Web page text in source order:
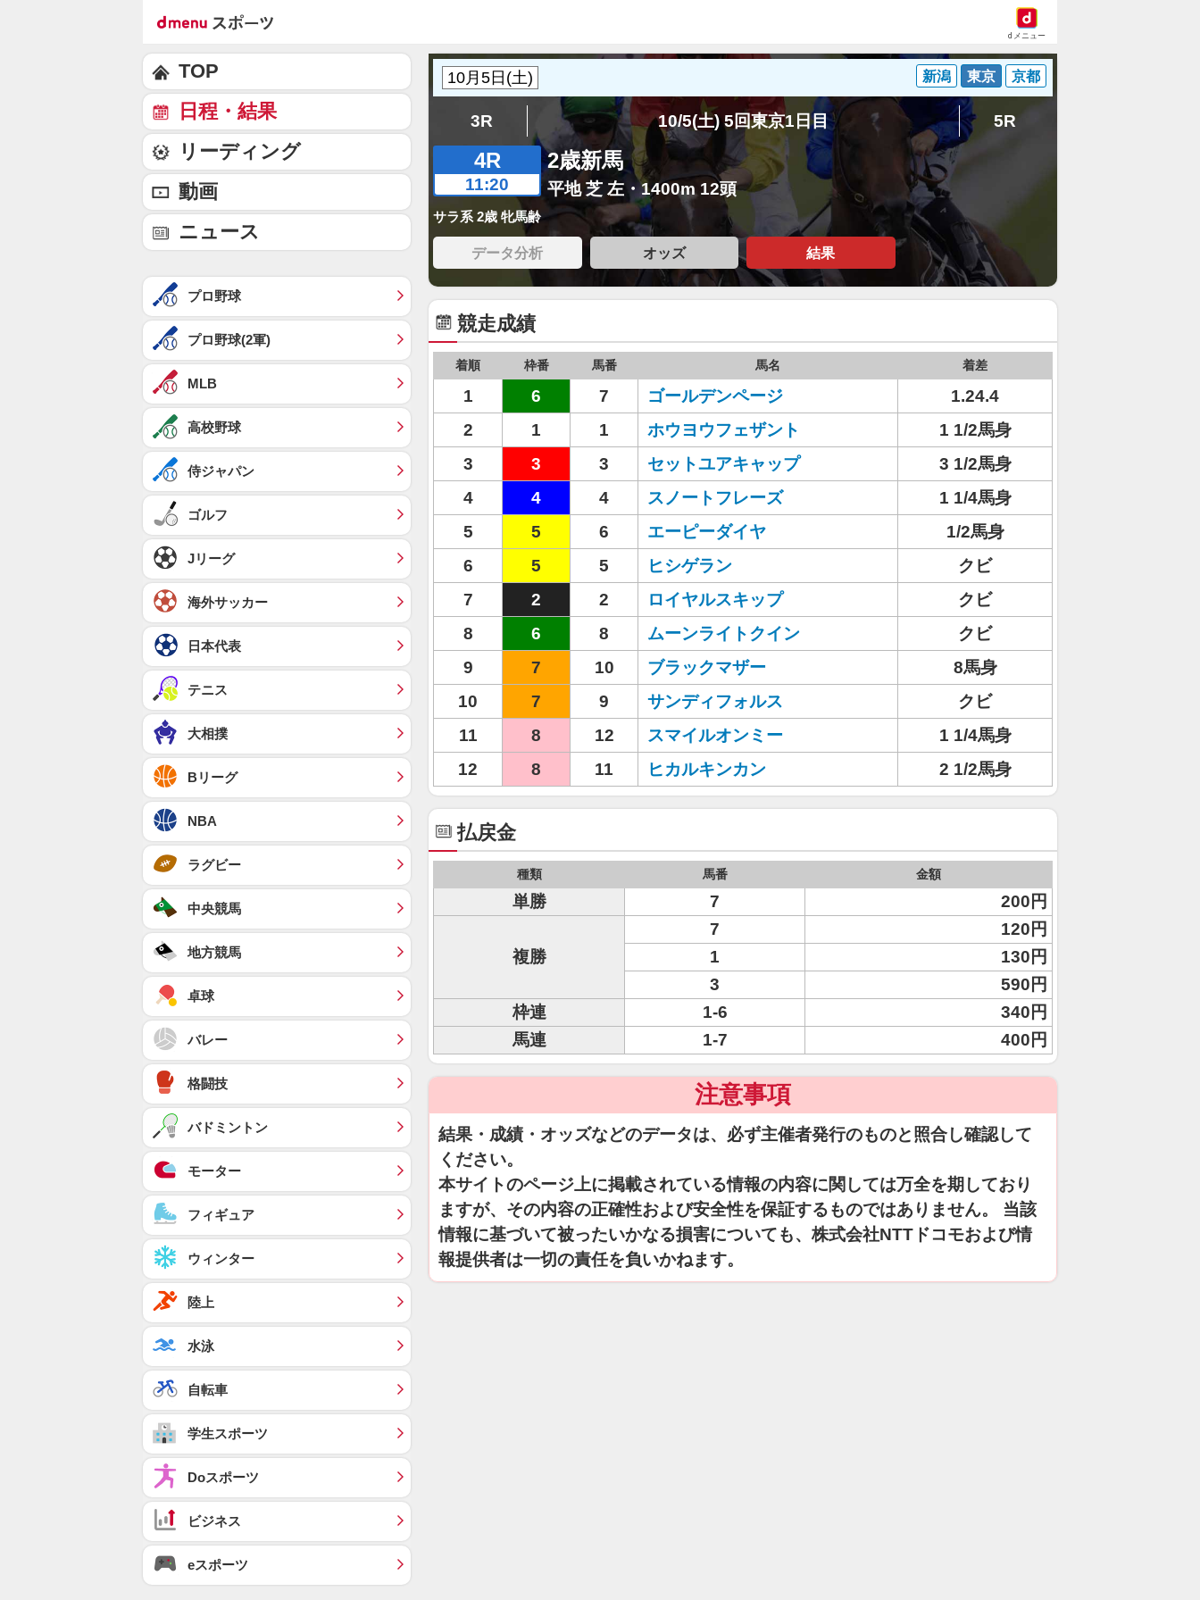
dメニュー
新潟 東京 京都
3R 10/5(土) 5回東京1日目 5R
4R
11:20
2歳新馬
平地 芝 左・1400m 12頭
サラ系 2歳 牝馬齢
データ分析 オッズ 結果
競走成績
着順 枠番 馬番 馬名 着差
1 6 7 ゴールデンページ
1.24.4
2
1 1 ホウヨウフェザント
1 1/2馬身
3
3 3 セットユアキャップ
3 1/2馬身
4
4 4 スノートフレーズ
1 1/4馬身
5
5 6 エーピーダイヤ
1/2馬身
6
5 5 ヒシゲラン
クビ
7
2 2 ロイヤルスキップ
クビ
8
6 8 ムーンライトクイン
クビ
9
7 10 ブラックマザー
8馬身
10
7 9 サンディフォルス
クビ
11
8 12 スマイルオンミー
1 1/4馬身
12
8 11 ヒカルキンカン 2 1/2馬身
払戻金
種類 馬番 金額
単勝 7 200円
複勝
7
120円
1
130円
3
590円
枠連
1-6
340円
馬連
1-7 400円
注意事項
結果・成績・オッズなどのデータは、必ず主催者発行のものと照合し確認して
ください。
本サイトのページ上に掲載されている情報の内容に関しては万全を期しており
ますが、その内容の正確性および安全性を保証するものではありません。 当該
情報に基づいて被ったいかなる損害についても、株式会社NTTドコモおよび情
報提供者は一切の責任を負いかねます。
TOP
日程・結果
リーディング
動画
ニュース
プロ野球
プロ野球(2軍)
MLB
高校野球
侍ジャパン
ゴルフ
Jリーグ
海外サッカー
日本代表
テニス
大相撲
Bリーグ
NBA
ラグビー
中央競馬
地方競馬
卓球
バレー
格闘技
バドミントン
モーター
フィギュア
ウィンター
陸上
水泳
自転車
学生スポーツ
Doスポーツ
ビジネス
eスポーツ